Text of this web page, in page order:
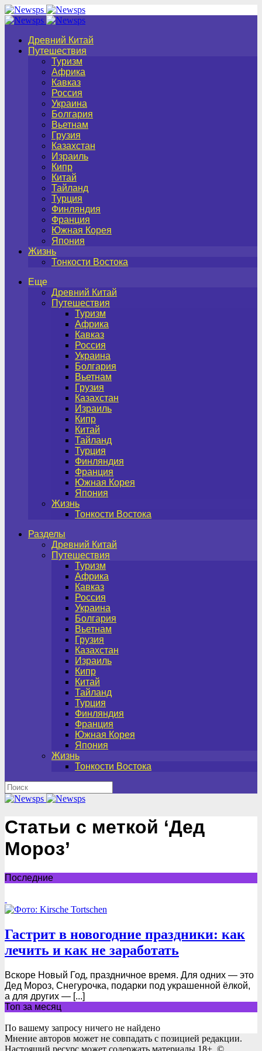
Древний Китай
Путешествия
Туризм
Африка
Кавказ
Россия
Украина
Болгария
Вьетнам
Грузия
Казахстан
Израиль
Кипр
Китай
Тайланд
Турция
Финляндия
Франция
Южная Корея
Япония
Жизнь
Тонкости Востока
Еще
Древний Китай
Путешествия
Туризм
Африка
Кавказ
Россия
Украина
Болгария
Вьетнам
Грузия
Казахстан
Израиль
Кипр
Китай
Тайланд
Турция
Финляндия
Франция
Южная Корея
Япония
Жизнь
Тонкости Востока
Разделы
Древний Китай
Путешествия
Туризм
Африка
Кавказ
Россия
Украина
Болгария
Вьетнам
Грузия
Казахстан
Израиль
Кипр
Китай
Тайланд
Турция
Финляндия
Франция
Южная Корея
Япония
Жизнь
Тонкости Востока
Статьи с меткой ‘Дед
Мороз’
Последние
Гастрит в новогодние праздники: как
лечить и как не заработать
Вскоре Новый Год, праздничное время. Для одних — это
Дед Мороз, Снегурочка, подарки под украшенной ёлкой,
а для других — [...]
Топ за месяц
По вашему запросу ничего не найдено
Мнение авторов может не совпадать с позицией редакции.
Настоящий ресурс может содержать материалы 18+. ©